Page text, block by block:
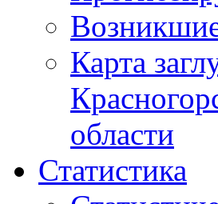
Карта
области
Статистика